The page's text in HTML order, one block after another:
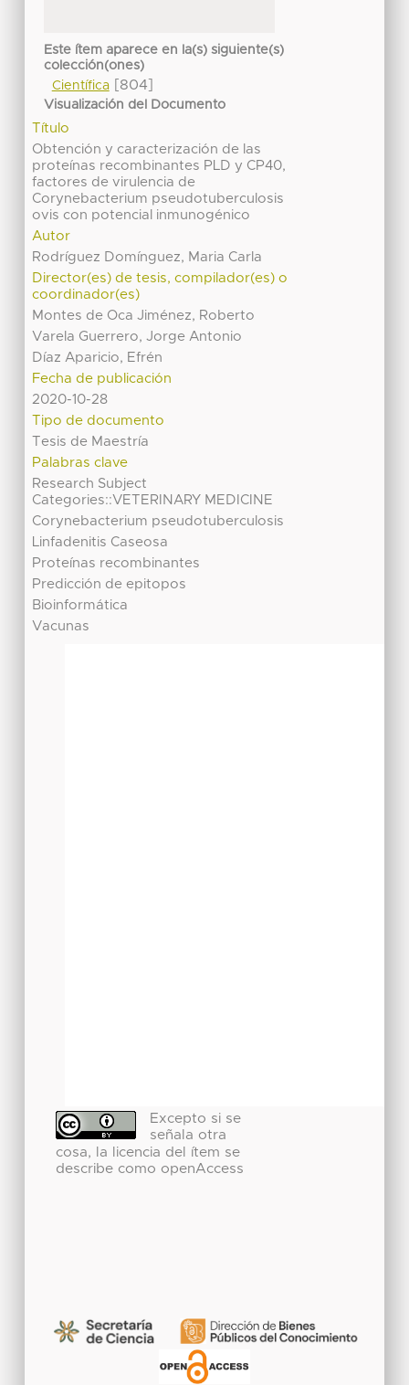
Este ítem aparece en la(s) siguiente(s)
colección(ones)
Científica[804]
Visualización del Documento
Título
Obtención y caracterización de las
proteínas recombinantes PLD y CP40,
factores de virulencia de
Corynebacterium pseudotuberculosis
ovis con potencial inmunogénico
Autor
Rodríguez Domínguez, Maria Carla
Director(es) de tesis, compilador(es) o
coordinador(es)
Montes de Oca Jiménez, Roberto
Varela Guerrero, Jorge Antonio
Díaz Aparicio, Efrén
Fecha de publicación
2020-10-28
Tipo de documento
Tesis de Maestría
Palabras clave
Research Subject
Categories::VETERINARY MEDICINE
Corynebacterium pseudotuberculosis
Linfadenitis Caseosa
Proteínas recombinantes
Predicción de epitopos
Bioinformática
Vacunas
Excepto si se
señala otra
cosa, la licencia del ítem se
describe como openAccess